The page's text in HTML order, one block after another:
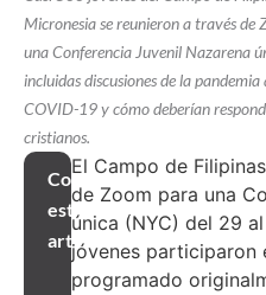
Micronesia se reunieron a través de
una Conferencia Juvenil Nazarena
incluidas discusiones de la
COVID-19 y cómo deberían
cristianos.
Compartir
este
artículo
El Campo de
de Zoom para una
única (NYC) del 29
jóvenes participaron
programado